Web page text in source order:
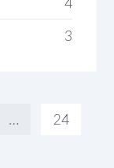
3
…
24